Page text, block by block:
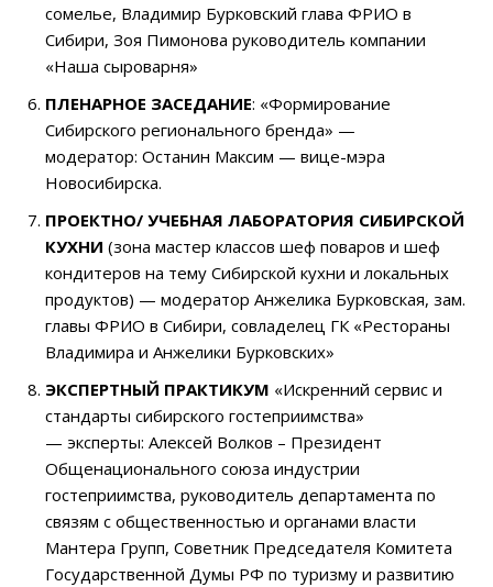
сомелье, Владимир Бурковский глава ФРИО в
Сибири, Зоя Пимонова руководитель компании
«Наша сыроварня»
ПЛЕНАРНОЕ ЗАСЕДАНИЕ: «Формирование
Сибирского регионального бренда» —
модератор: Останин Максим — вице-мэра
Новосибирска.
ПРОЕКТНО/ УЧЕБНАЯ ЛАБОРАТОРИЯ СИБИРСКОЙ
КУХНИ (зона мастер классов шеф поваров и шеф
кондитеров на тему Сибирской кухни и локальных
продуктов) — модератор Анжелика Бурковская, зам.
главы ФРИО в Сибири, совладелец ГК «Рестораны
Владимира и Анжелики Бурковских»
ЭКСПЕРТНЫЙ ПРАКТИКУМ «Искренний сервис и
стандарты сибирского гостеприимства»
— эксперты: Алексей Волков – Президент
Общенационального союза индустрии
гостеприимства, руководитель департамента по
связям с общественностью и органами власти
Мантера Групп, Советник Председателя Комитета
Государственной Думы РФ по туризму и развитию